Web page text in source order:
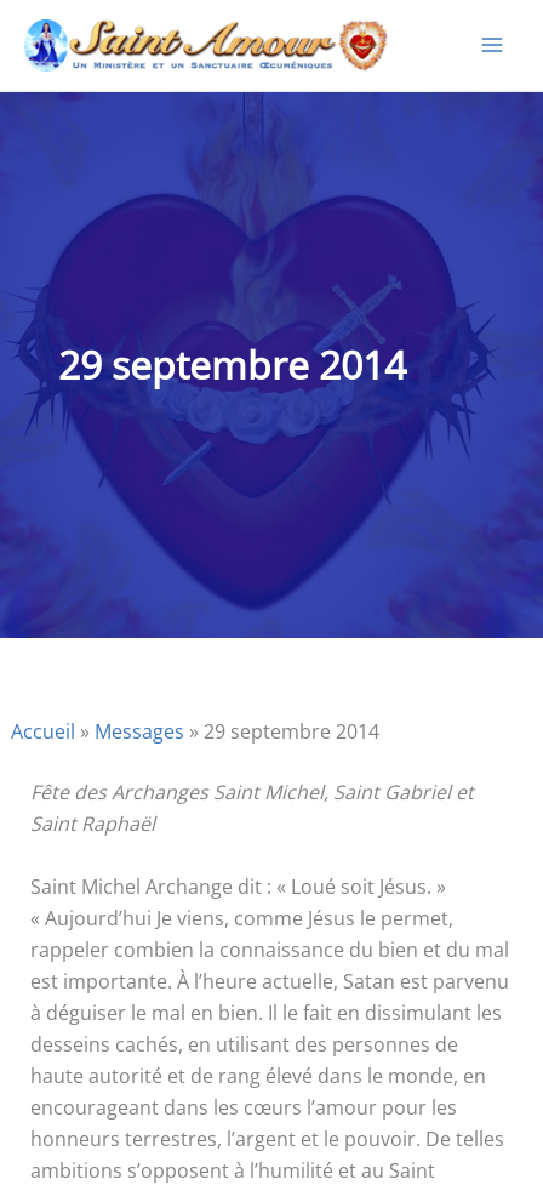
Aller
contenu
29 septembre 2014
Accueil » Messages »29 septembre 2014
Fête des Archanges Saint Michel, Saint Gabriel et
Saint Raphaël
Saint Michel Archange dit : « Loué soit Jésus. »
« Aujourd’hui Je viens, comme Jésus le permet,
rappeler combien la connaissance du bien et du mal
est importante. À l’heure actuelle, Satan est parvenu
à déguiser le mal en bien. Il le fait en dissimulant les
desseins cachés, en utilisant des personnes de
haute autorité et de rang élevé dans le monde, en
encourageant dans les cœurs l’amour pour les
honneurs terrestres, l’argent et le pouvoir. De telles
ambitions s’opposent à l’humilité et au Saint